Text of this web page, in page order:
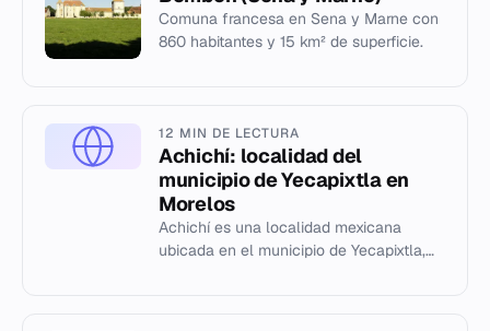
Comuna francesa en Sena y Marne con
860 habitantes y 15 km² de superficie.
12 MIN DE LECTURA
Achichí: localidad del
municipio de Yecapixtla en
Morelos
Achichí es una localidad mexicana
ubicada en el municipio de Yecapixtla,